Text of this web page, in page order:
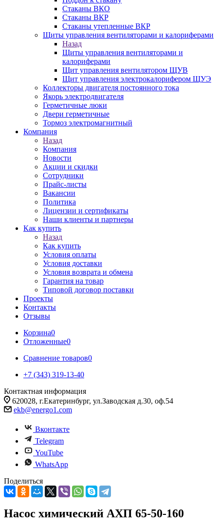
Стаканы ВКО
Стаканы ВКР
Стаканы утепленные ВКР
Щиты управления вентиляторами и калориферами
Назад
Щиты управления вентиляторами и
калориферами
Щит управления вентилятором ЩУВ
Щит управления электрокалорифером ЩУЭ
Коллекторы двигателя постоянного тока
Якорь электродвигателя
Герметичные люки
Двери герметичные
Тормоз электромагнитный
Компания
Назад
Компания
Новости
Акции и скидки
Сотрудники
Прайс-листы
Вакансии
Политика
Лицензии и сертификаты
Наши клиенты и партнеры
Как купить
Назад
Как купить
Условия оплаты
Условия доставки
Условия возврата и обмена
Гарантия на товар
Типовой договор поставки
Проекты
Контакты
Отзывы
Корзина0
Отложенные0
Сравнение товаров0
+7 (343) 319-13-40
Контактная информация
620028, г.Екатеринбург, ул.Заводская д.30, оф.54
ekb@energo1.com
Вконтакте
Telegram
YouTube
WhatsApp
Поделиться
Насос химический АХП 65-50-160